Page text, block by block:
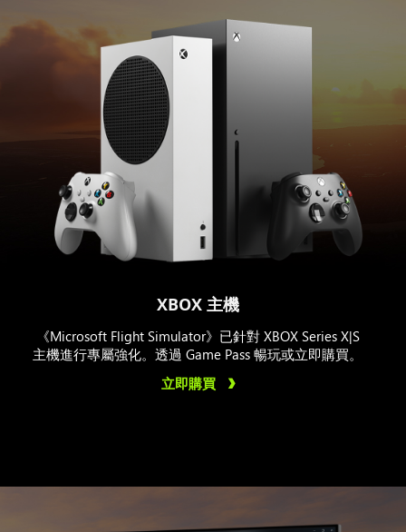
XBOX 主機
《Microsoft Flight Simulator》已針對 XBOX Series X|S
主機進行專屬強化。透過 Game Pass 暢玩或立即購買。
立即購買